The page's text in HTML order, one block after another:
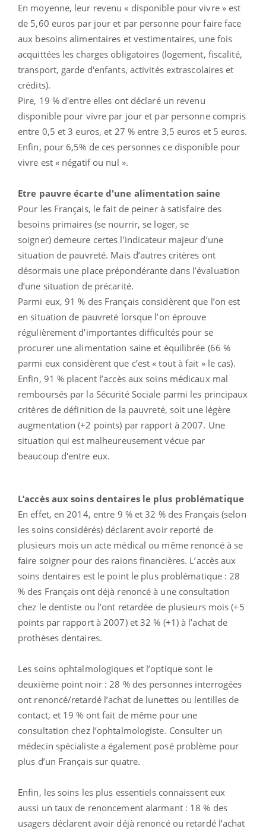
En moyenne, leur revenu « disponible pour vivre » est
de 5,60 euros par jour et par personne pour faire face
aux besoins alimentaires et vestimentaires, une fois
acquittées les charges obligatoires (logement, fiscalité,
transport, garde d'enfants, activités extrascolaires et
crédits).
Pire, 19 % d'entre elles ont déclaré un revenu
disponible pour vivre par jour et par personne compris
entre 0,5 et 3 euros, et 27 % entre 3,5 euros et 5 euros.
Enfin, pour 6,5% de ces personnes ce disponible pour
vivre est « négatif ou nul ».
Etre pauvre écarte d'une alimentation saine
Pour les Français, le fait de peiner à satisfaire des
besoins primaires (se nourrir, se loger, se
soigner) demeure certes l’indicateur majeur d’une
situation de pauvreté. Mais d’autres critères ont
désormais une place prépondérante dans l’évaluation
d’une situation de précarité.
Parmi eux, 91 % des Français considèrent que l’on est
en situation de pauvreté lorsque l’on éprouve
régulièrement d’importantes difficultés pour se
procurer une alimentation saine et équilibrée (66 %
parmi eux considèrent que c’est « tout à fait » le cas).
Enfin, 91 % placent l’accès aux soins médicaux mal
remboursés par la Sécurité Sociale parmi les principaux
critères de définition de la pauvreté, soit une légère
augmentation (+2 points) par rapport à 2007. Une
situation qui est malheureusement vécue par
beaucoup d'entre eux.
L’accès aux soins dentaires le plus problématique
En effet, en 2014, entre 9 % et 32 % des Français (selon
les soins considérés) déclarent avoir reporté de
plusieurs mois un acte médical ou même renoncé à se
faire soigner pour des raions financières. L’accès aux
soins dentaires est le point le plus problématique : 28
% des Français ont déjà renoncé à une consultation
chez le dentiste ou l’ont retardée de plusieurs mois (+5
points par rapport à 2007) et 32 % (+1) à l’achat de
prothèses dentaires.
Les soins ophtalmologiques et l’optique sont le
deuxième point noir : 28 % des personnes interrogées
ont renoncé/retardé l’achat de lunettes ou lentilles de
contact, et 19 % ont fait de même pour une
consultation chez l’ophtalmologiste. Consulter un
médecin spécialiste a également posé problème pour
plus d’un Français sur quatre.
Enfin, les soins les plus essentiels connaissent eux
aussi un taux de renoncement alarmant : 18 % des
usagers déclarent avoir déjà renoncé ou retardé l’achat